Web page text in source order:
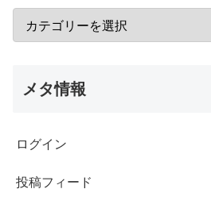
メタ情報
ログイン
投稿フィード